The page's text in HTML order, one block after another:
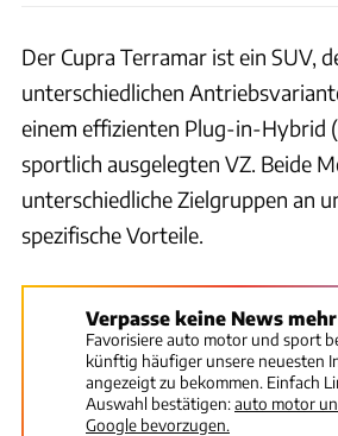
Der Cupra Terramar ist ein SUV,
unterschiedlichen
einem effizienten Plug-in-Hybrid
sportlich ausgelegten VZ. Beide
unterschiedliche Zielgruppen an
spezifische Vorteile.
Verpasse keine News mehr
Favorisiere auto motor und sport
künftig häufiger unsere neuesten
angezeigt zu bekommen. Einfach
Auswahl bestätigen:auto motor
Google bevorzugen.